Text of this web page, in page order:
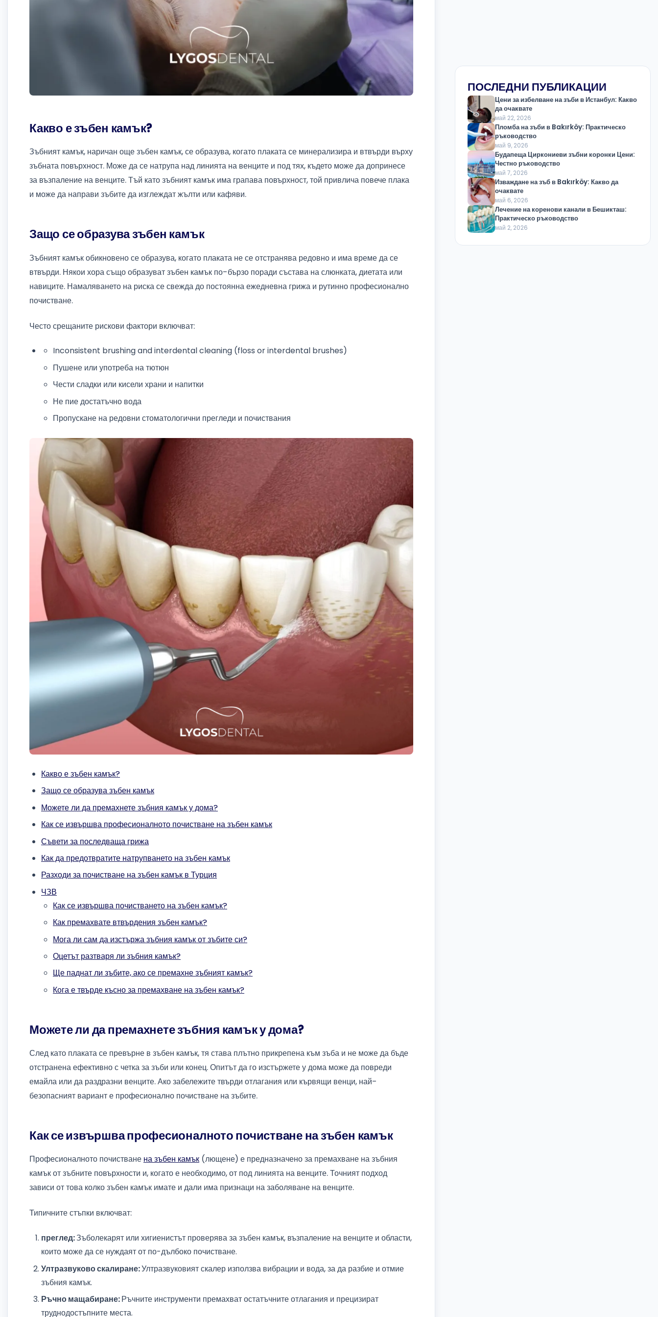
Какво е зъбен камък?
Зъбният камък, наричан още зъбен камък, се образува, когато плаката се минерализира и втвърди върху
зъбната повърхност. Може да се натрупа над линията на венците и под тях, където може да допринесе
за възпаление на венците. Тъй като зъбният камък има грапава повърхност, той привлича повече плака
и може да направи зъбите да изглеждат жълти или кафяви.
Защо се образува зъбен камък
Зъбният камък обикновено се образува, когато плаката не се отстранява редовно и има време да се
втвърди. Някои хора също образуват зъбен камък по-бързо поради състава на слюнката, диетата или
навиците. Намаляването на риска се свежда до постоянна ежедневна грижа и рутинно професионално
почистване.
Често срещаните рискови фактори включват:
Inconsistent brushing and interdental cleaning (floss or interdental brushes)
Пушене или употреба на тютюн
Чести сладки или кисели храни и напитки
Не пие достатъчно вода
Пропускане на редовни стоматологични прегледи и почиствания
Какво е зъбен камък?
Защо се образува зъбен камък
Можете ли да премахнете зъбния камък у дома?
Как се извършва професионалното почистване на зъбен камък
Съвети за последваща грижа
Как да предотвратите натрупването на зъбен камък
Разходи за почистване на зъбен камък в Турция
ЧЗВ
Как се извършва почистването на зъбен камък?
Как премахвате втвърдения зъбен камък?
Мога ли сам да изстържа зъбния камък от зъбите си?
Оцетът разтваря ли зъбния камък?
Ще паднат ли зъбите, ако се премахне зъбният камък?
Кога е твърде късно за премахване на зъбен камък?
Можете ли да премахнете зъбния камък у дома?
След като плаката се превърне в зъбен камък, тя става плътно прикрепена към зъба и не може да бъде
отстранена ефективно с четка за зъби или конец. Опитът да го изстържете у дома може да повреди
емайла или да раздразни венците. Ако забележите твърди отлагания или кървящи венци, най-
безопасният вариант е професионално почистване на зъбите.
Как се извършва професионалното почистване на зъбен камък
Професионалното почистване на зъбен камък (лющене) е предназначено за премахване на зъбния
камък от зъбните повърхности и, когато е необходимо, от под линията на венците. Точният подход
зависи от това колко зъбен камък имате и дали има признаци на заболяване на венците.
Типичните стъпки включват:
преглед:Зъболекарят или хигиенистът проверява за зъбен камък, възпаление на венците и области,
които може да се нуждаят от по-дълбоко почистване.
Ултразвуково скалиране:Ултразвуковият скалер използва вибрации и вода, за да разбие и отмие
зъбния камък.
Ръчно мащабиране:Ръчните инструменти премахват остатъчните отлагания и прецизират
труднодостъпните места.
ПОСЛЕДНИ ПУБЛИКАЦИИ
Цени за избелване на зъби в Истанбул: Какво
да очаквате
май 22, 2026
Пломба на зъби в Bakırköy: Практическо
ръководство
май 9, 2026
Будапеща Циркониеви зъбни коронки Цени:
Честно ръководство
май 7, 2026
Изваждане на зъб в Bakırköy: Какво да
очаквате
май 6, 2026
Лечение на коренови канали в Бешикташ:
Практическо ръководство
май 2, 2026